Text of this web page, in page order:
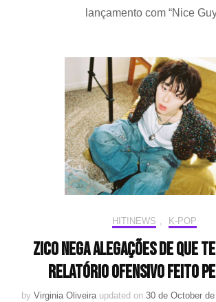
comeback
1º
single
digital
“오
늘
만
I
LOVE
YOU”
lançamento com “Nice
HIT!NEWS K-POP
ZICO nega alegações de que
relatório ofensivo feito
by Virginia Oliveira updated on 30 de October